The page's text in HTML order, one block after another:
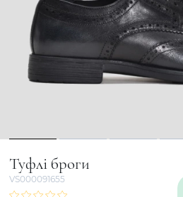
1 2 3
Туфлі броги
VS000091655